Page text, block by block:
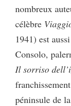
nombreux
célèbre
1941) est
Consolo,
Il sorriso
péninsule de